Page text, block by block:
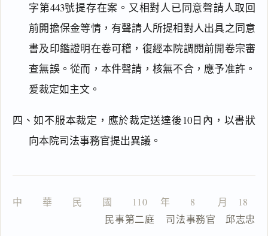
字第443號提存在案。又相對人已同意聲請人取回
前開擔保金等情，有聲請人所提相對人出具之同意
書及印鑑證明在卷可稽，復經本院調閱前開卷宗審
查無誤。從而，本件聲請，核無不合，應予准許。
爰裁定如主文。
四、如不服本裁定，應於裁定送達後10日內，以書狀
向本院司法事務官提出異議。
中　　華　　民　　國　　110 　年　　8 　　月　18 　
                  民事第二庭    司法事務官　邱志忠
主
文
理
由
製
文
複製給 AI
去換行複製